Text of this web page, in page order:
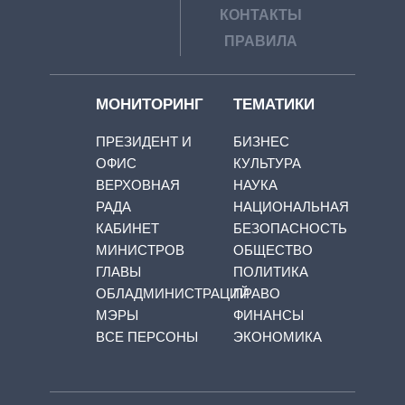
КОНТАКТЫ
ПРАВИЛА
МОНИТОРИНГ
ПРЕЗИДЕНТ И
ОФИС
ВЕРХОВНАЯ
РАДА
КАБИНЕТ
МИНИСТРОВ
ГЛАВЫ
ОБЛАДМИНИСТРАЦИЙ
МЭРЫ
ВСЕ ПЕРСОНЫ
ТЕМАТИКИ
БИЗНЕС
КУЛЬТУРА
НАУКА
НАЦИОНАЛЬНАЯ
БЕЗОПАСНОСТЬ
ОБЩЕСТВО
ПОЛИТИКА
ПРАВО
ФИНАНСЫ
ЭКОНОМИКА